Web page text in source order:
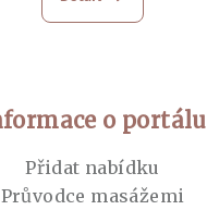
o portálu
Přidat nabídku
Průvodce masážemi